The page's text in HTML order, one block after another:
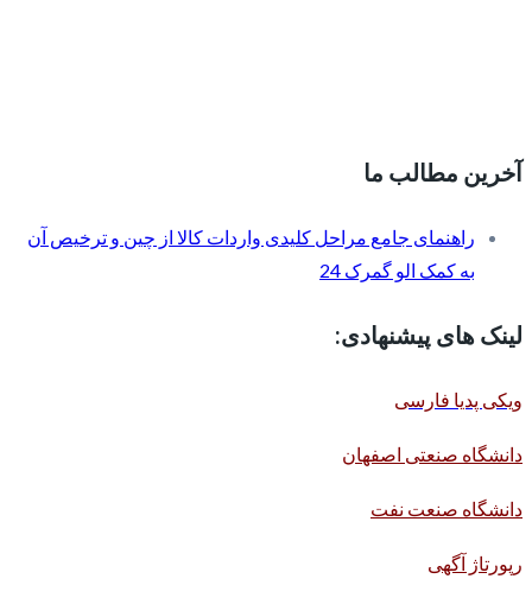
آخرین مطالب ما
راهنمای جامع مراحل کلیدی واردات کالا از چین و ترخیص آن
به کمک الو گمرک 24
لینک های پیشنهادی:
ویکی پدیا فارسی
دانشگاه صنعتی اصفهان
دانشگاه صنعت نفت
رپورتاژ آگهی